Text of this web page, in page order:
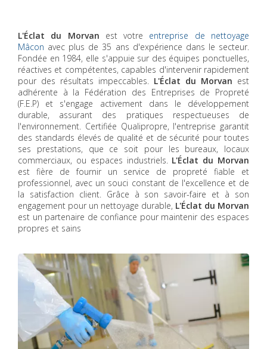
L'Éclat du Morvan est votre entreprise de nettoyage
Mâcon avec plus de 35 ans d'expérience dans le secteur.
Fondée en 1984, elle s'appuie sur des équipes ponctuelles,
réactives et compétentes, capables d'intervenir rapidement
pour des résultats impeccables. L'Éclat du Morvan est
adhérente à la Fédération des Entreprises de Propreté
(F.E.P) et s'engage activement dans le développement
durable, assurant des pratiques respectueuses de
l'environnement. Certifiée Qualipropre, l'entreprise garantit
des standards élevés de qualité et de sécurité pour toutes
ses prestations, que ce soit pour les bureaux, locaux
commerciaux, ou espaces industriels. L'Éclat du Morvan
est fière de fournir un service de propreté fiable et
professionnel, avec un souci constant de l'excellence et de
la satisfaction client. Grâce à son savoir-faire et à son
engagement pour un nettoyage durable, L'Éclat du Morvan
est un partenaire de confiance pour maintenir des espaces
propres et sains